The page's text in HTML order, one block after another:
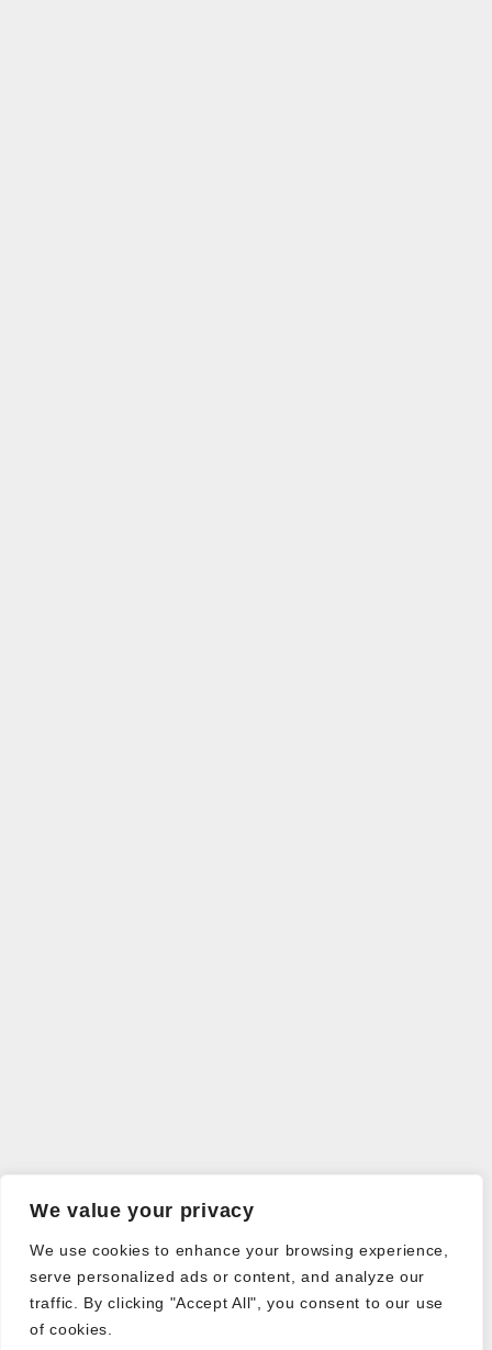
We value your privacy
We use cookies to enhance your browsing experience,
serve personalized ads or content, and analyze our
traffic. By clicking "Accept All", you consent to our use
of cookies.